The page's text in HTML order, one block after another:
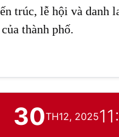
trúc, lễ hội và danh
thành phố.
30TH12, 2025